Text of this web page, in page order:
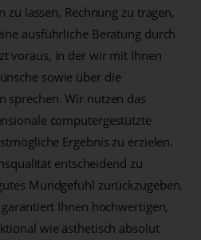
zu lassen, Rechnung zu tragen,
ausführliche Beratung durch
voraus, in der wir mit Ihnen
sowie über die
sprechen. Wir nutzen das
computergestützte
Ergebnis zu erzielen.
entscheidend zu
Mundgefühl zurückzugeben.
Ihnen hochwertigen,
wie ästhetisch absolut